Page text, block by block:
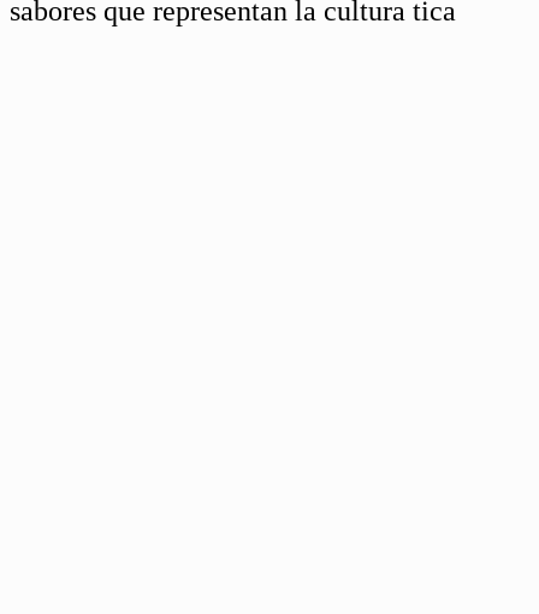
sabores que representan la cultura tica